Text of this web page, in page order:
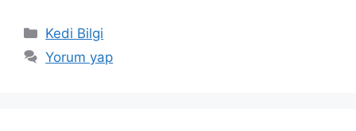
Kategoriler
Kedi Bilgi
Yorum yap